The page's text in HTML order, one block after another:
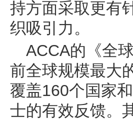
持方面采取更有
织吸引力。
ACCA的《全
前全球规模最大
覆盖160个国家
士的有效反馈。